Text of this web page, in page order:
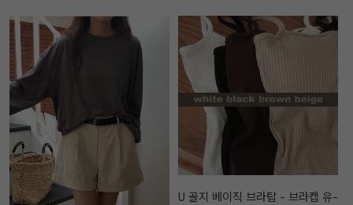
U 골지 베이직 브라탑 - 브라캡 유-